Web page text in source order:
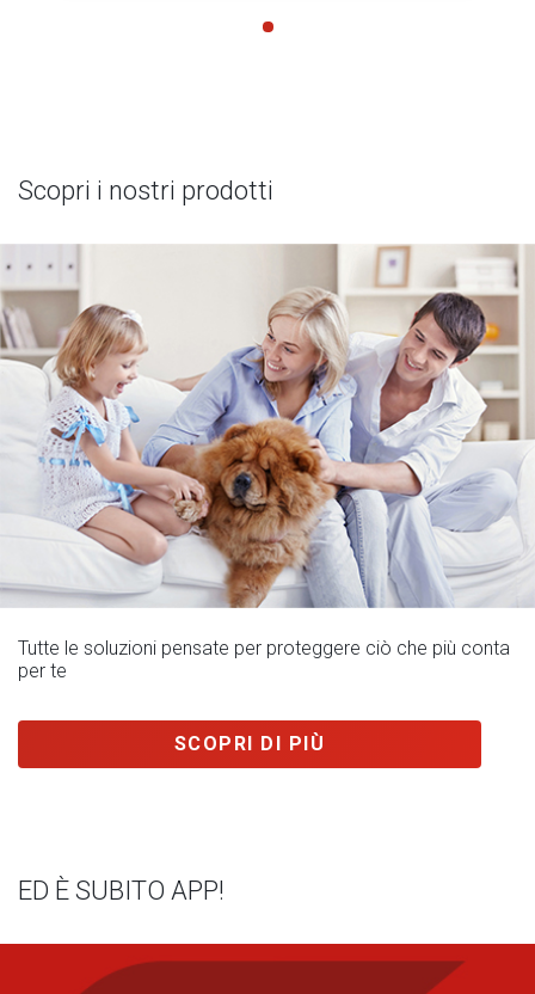
Scopri i nostri prodotti
Tutte le soluzioni pensate per proteggere ciò che più conta
per te
SCOPRI DI PIÙ
ED È SUBITO APP!